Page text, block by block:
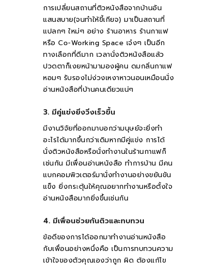
การเปลี่ยนสถานที่ติวหนังสือจากบ้านอัน
แสนสบาย(จนทำให้ขี้เกียจ) มาเป็นสถานที่
แปลกๆ ใหม่ๆ อย่าง ร้านอาหาร ร้านกาแฟ
หรือ Co-Working Space เจ๋งๆ เป็นอีก
ทางเลือกที่ดีมาก เวลานั่งติวหนังสือแล้ว
ปวดตาก็เงยหน้ามามองผู้คน ดมกลิ่นกาแฟ
หอมๆ รับรองไม่ง่วงเหงาหาวนอนเหมือนนั่ง
อ่านหนังสือที่บ้านคนเดียวแน่ๆ
3. มีคู่แข่งยิ่งวิ่งเร็วขึ้น
มีงานวิจัยที่ออกมาบอกว่ามนุษย์จะยิ่งทำ
อะไรได้มากขึ้นกว่าเดิมหากมีคู่แข่ง การได้
นั่งติวหนังสือหรือนั่งทำงานในร้านกาแฟก็
เช่นกัน มีเพื่อนอ่านหนังสือ ทำการบ้าน มีคน
แบกคอมพิวเตอร์มานั่งทำงานอย่างขยันขัน
แข็ง ยิ่งกระตุ้นให้คุณอยากทำงานหรือตั้งใจ
อ่านหนังสือมากยิ่งขึ้นเช่นกัน
4. มีเพื่อนช่วยกันติวและทบทวน
ข้อดีของการได้ออกมาทำงานอ่านหนังสือ
กับเพื่อนอย่างหนึ่งคือ เป็นการทบทวนความ
เข้าใจของตัวคุณเองว่าถูก ผิด ต้องแก้ไข